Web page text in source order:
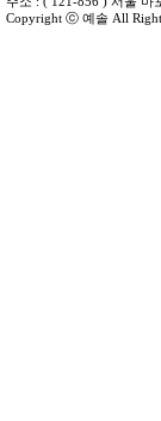
Copyright ⓒ 예솔 All